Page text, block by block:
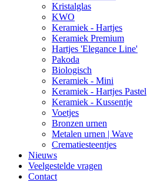
Kristalglas
KWO
Keramiek - Hartjes
Keramiek Premium
Hartjes 'Elegance Line'
Pakoda
Biologisch
Keramiek - Mini
Keramiek - Hartjes Pastel
Keramiek - Kussentje
Voetjes
Bronzen urnen
Metalen urnen | Wave
Crematiesteentjes
Nieuws
Veelgestelde vragen
Contact